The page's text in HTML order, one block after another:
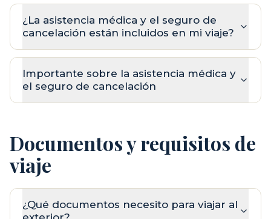
¿La asistencia médica y el seguro de
cancelación están incluidos en mi viaje?
Importante sobre la asistencia médica y
el seguro de cancelación
Documentos y requisitos de
viaje
¿Qué documentos necesito para viajar al